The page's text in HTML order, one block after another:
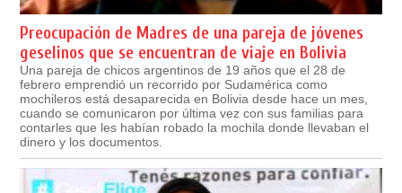
Preocupación de Madres de una pareja de jóvenes
geselinos que se encuentran de viaje en Bolivia
Una pareja de chicos argentinos de 19 años que el 28 de
febrero emprendió un recorrido por Sudamérica como
mochileros está desaparecida en Bolivia desde hace un mes,
cuando se comunicaron por última vez con sus familias para
contarles que les habían robado la mochila donde llevaban el
dinero y los documentos.